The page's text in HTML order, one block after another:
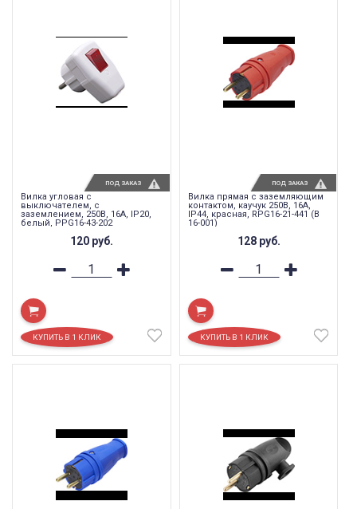
Вилка угловая с
выключателем, с
заземлением, 250В, 16A, IP20,
белый, PPG16-43-202
120 руб.
ПОД ЗАКАЗ
Вилка прямая с заземляющим
контактом, каучук 250В, 16A,
IP44, красная, RPG16-21-441 (В
16-001)
128 руб.
ПОД ЗАКАЗ